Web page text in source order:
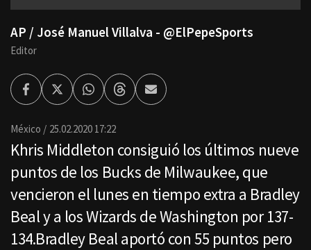
AP / José Manuel Villalva - @ElPepeSports
Editor
FacebookTwitterWhatsappThreadsEnviar
por
México 25.02.2020 17:22
Khris Middleton consiguió los últimos nueve
puntos de los Bucks de Milwaukee, que
vencieron el lunes en tiempo extra a Bradley
Beal y a los Wizards de Washington por 137-
134.Bradley Beal aportó con 55 puntos pero